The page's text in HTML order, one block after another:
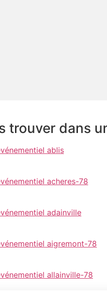
trouver dans
ablis
acheres-78
adainville
aigremont-78
allainville-78